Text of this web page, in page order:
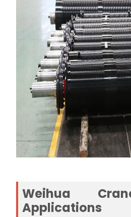
Weihua
Applications